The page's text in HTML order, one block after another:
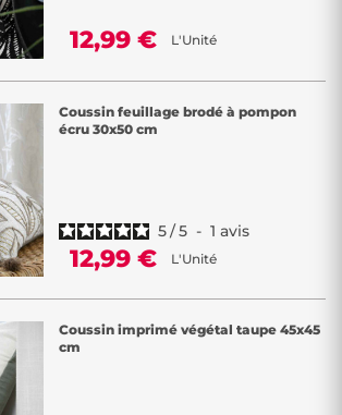
12,99 € L'Unité
Coussin feuillage brodé à pompon
écru 30x50 cm
5/5 - 1 avis
12,99 € L'Unité
Coussin imprimé végétal taupe 45x45
cm